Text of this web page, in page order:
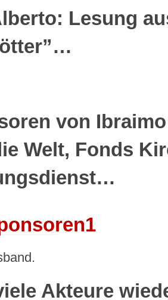
Lesung
r”…
von
Welt, Fonds
Akteure